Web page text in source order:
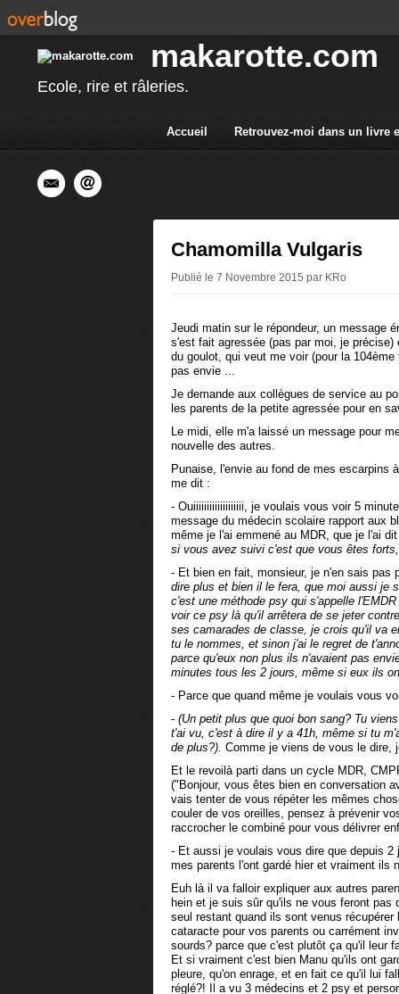
makarotte.com
Ecole, rire et râleries.
Accueil Retrouvez-moi dans un livre
Chamomilla Vulgaris
Publié le 7 Novembre 2015 par KRo
Jeudi matin sur le répondeur, un message
s'est fait agressée (pas par moi, je
du goulot, qui veut me voir (pour la
pas envie ...
Je demande aux collègues de service au
les parents de la petite agressée pour en
Le midi, elle m'a laissé un message pour
nouvelle des autres.
Punaise, l'envie au fond de mes escarpins
me dit :
- Ouiiiiiiiiiiiiiiiiiii, je voulais vous voir 5
message du médecin scolaire rapport aux
même je l'ai emmené au MDR, que je l'ai
si vous avez suivi c'est que vous êtes
- Et bien en fait, monsieur, je n'en sais pas
dire plus et bien il le fera, que moi aussi je
c'est une méthode psy qui s'appelle
voir ce psy là qu'il arrêtera de se jeter
ses camarades de classe, je crois qu'il va
tu le nommes, et sinon j'ai le regret de
parce qu'eux non plus ils n'avaient pas
minutes tous les 2 jours, même si eux ils
- Parce que quand même je voulais vous
- (Un petit plus que quoi bon sang? Tu
t'ai vu, c'est à dire il y a 41h, même si tu
de plus?). Comme je viens de vous le dire,
Et le revoilà parti dans un cycle MDR,
("Bonjour, vous êtes bien en conversation
vais tenter de vous répéter les mêmes
couler de vos oreilles, pensez à prévenir
raccrocher le combiné pour vous délivrer
- Et aussi je voulais vous dire que depuis
mes parents l'ont gardé hier et vraiment ils
Euh là il va falloir expliquer aux autres
hein et je suis sûr qu'ils ne vous feront pas
seul restant quand ils sont venus
cataracte pour vos parents ou carrément
sourds? parce que c'est plutôt ça qu'il leur
Et si vraiment c'est bien Manu qu'ils ont
pleure, qu'on enrage, et en fait ce qu'il lui
réglé?! Il a vu 3 médecins et 2 psy et